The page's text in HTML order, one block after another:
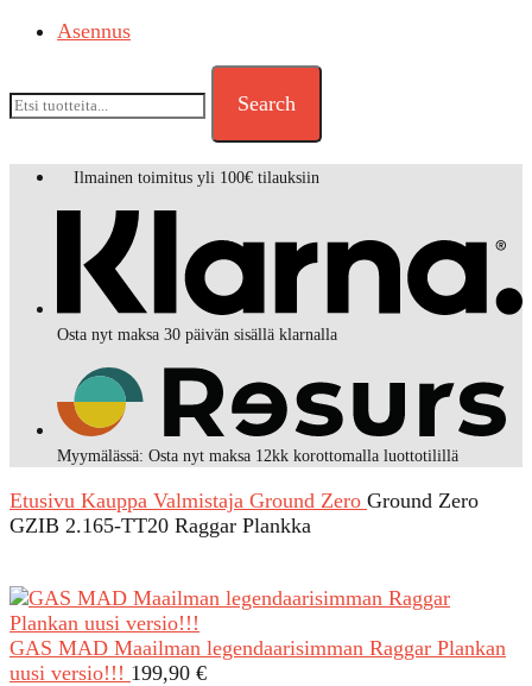
Asennus
Search
Ilmainen toimitus yli 100€ tilauksiin
Osta nyt maksa 30 päivän sisällä klarnalla
Myymälässä: Osta nyt maksa 12kk korottomalla luottotilillä
Etusivu Kauppa Valmistaja Ground Zero Ground Zero
GZIB 2.165-TT20 Raggar Plankka
GAS MAD Maailman legendaarisimman Raggar Plankan
uusi versio!!! 199,90 €